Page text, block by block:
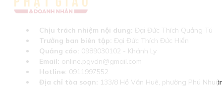
Chịu trách nhiệm nội dung: Đại Đức Thích Quảng Tú
Trưởng ban biên tập: Đại Đức Thích Đức Hiển
Quảng cáo: 0989030102 - Khánh Ly
Email: online.pgvdn@gmail.com
Hotline: 0911997552
Địa chỉ tòa soạn: 133/8 Hồ Văn Huê, phường Phú